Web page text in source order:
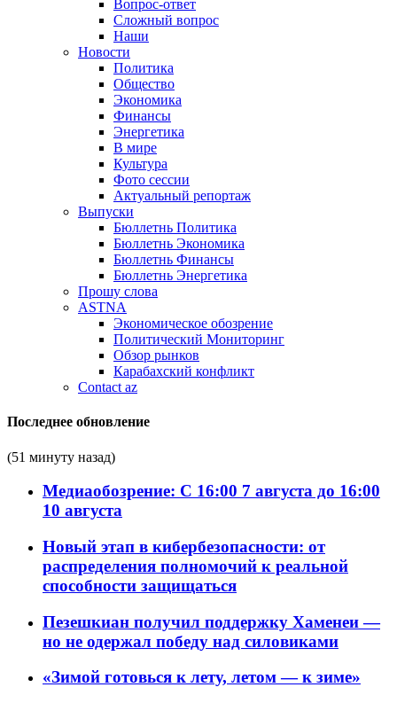
Вопрос-ответ
Сложный вопрос
Наши
Новости
Политика
Общество
Экономика
Финансы
Энергетика
В мире
Культура
Фото сессии
Актуальный репортаж
Выпуски
Бюллетнь Политика
Бюллетнь Экономика
Бюллетнь Финансы
Бюллетнь Энергетика
Прошу слова
ASTNA
Экономическое обозрение
Политический Мониторинг
Обзор рынков
Карабахский конфликт
Contact az
Последнее обновление
(51 минуту назад)
Медиаобозрение: С 16:00 7 августа до 16:00
10 августа
Новый этап в кибербезопасности: от
распределения полномочий к реальной
способности защищаться
Пезешкиан получил поддержку Хаменеи —
но не одержал победу над силовиками
«Зимой готовься к лету, летом — к зиме»